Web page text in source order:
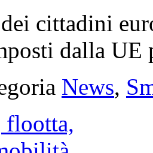
cittadini
dalla UE
News,